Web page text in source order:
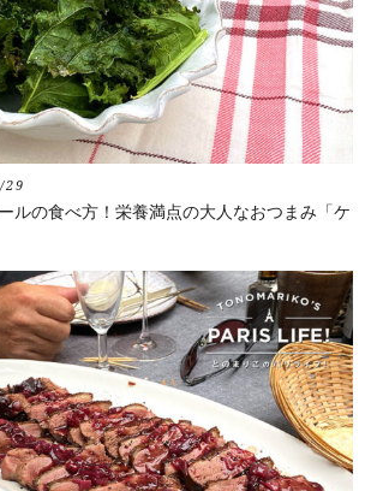
29
ルの食べ方！栄養満点の大人なおつまみ「ケ